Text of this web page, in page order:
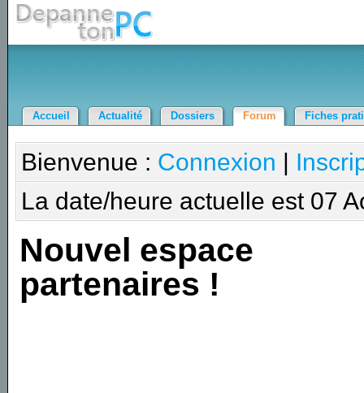
Accueil Actualité Dossiers Forum Fiches
Bienvenue : Connexion |
La date/heure actuelle est 07
Nouvel espace
partenaires !